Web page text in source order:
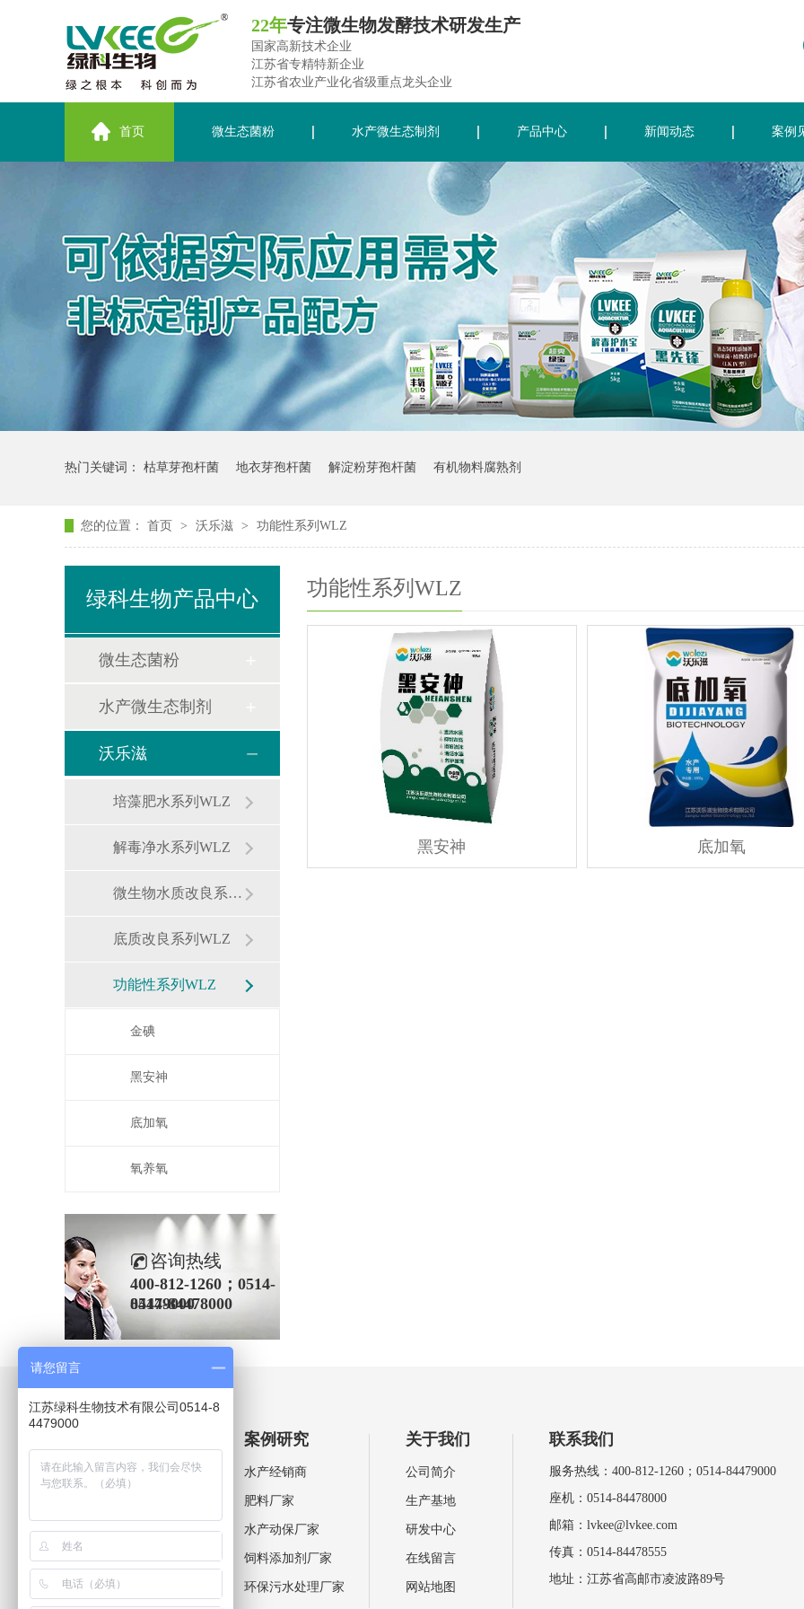
22年专注微生物发酵技术研发生产
国家高新技术企业
江苏省专精特新企业
江苏省农业产业化省级重点龙头企业
首页 微生态菌粉 水产微生态制剂 产品中心 新闻动态 案例
热门关键词： 枯草芽孢杆菌 地衣芽孢杆菌 解淀粉芽孢杆菌 有机物料腐熟剂
您的位置： 首页 > 沃乐滋 > 功能性系列WLZ
绿科生物产品中心
微生态菌粉
水产微生态制剂
沃乐滋
培藻肥水系列WLZ
解毒净水系列WLZ
微生物水质改良系列WLZ
底质改良系列WLZ
功能性系列WLZ
金碘
黑安神
底加氧
氧养氧
咨询热线
400-812-1260；0514-
84479000
0514-84478000
功能性系列WLZ
黑安神 底加氧
芽孢杆菌系列
复合菌系列
环保菌剂系列
案例研究
水产经销商
肥料厂家
水产动保厂家
饲料添加剂厂家
环保污水处理厂家
关于我们
公司简介
生产基地
研发中心
在线留言
网站地图
联系我们
服务热线：400-812-1260；0514-84479000
座机：0514-84478000
邮箱：lvkee@lvkee.com
传真：0514-84478555
地址：江苏省高邮市凌波路89号
请您留言
江苏绿科生物技术有限公司0514-8
4479000